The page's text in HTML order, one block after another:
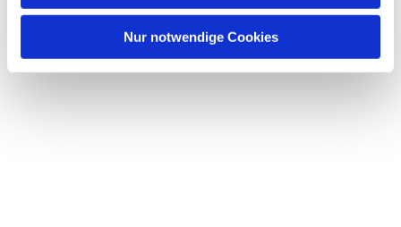
Nur notwendige Cookies